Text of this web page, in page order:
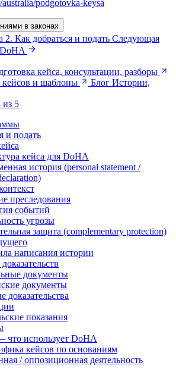
podgotovka-keysa
в законах
2. Как добраться и подать Следующая
кейса, консультации, разборы
и шаблоны Блог Истории,
из 5
и подать
кейса для DoHA
история (personal statement /
преследования
событий
угрозы
защита (complementary protection)
написания истории
документы
документы
доказательства
показания
что использует DoHA
кейсов по основаниям
/ оппозиционная деятельность